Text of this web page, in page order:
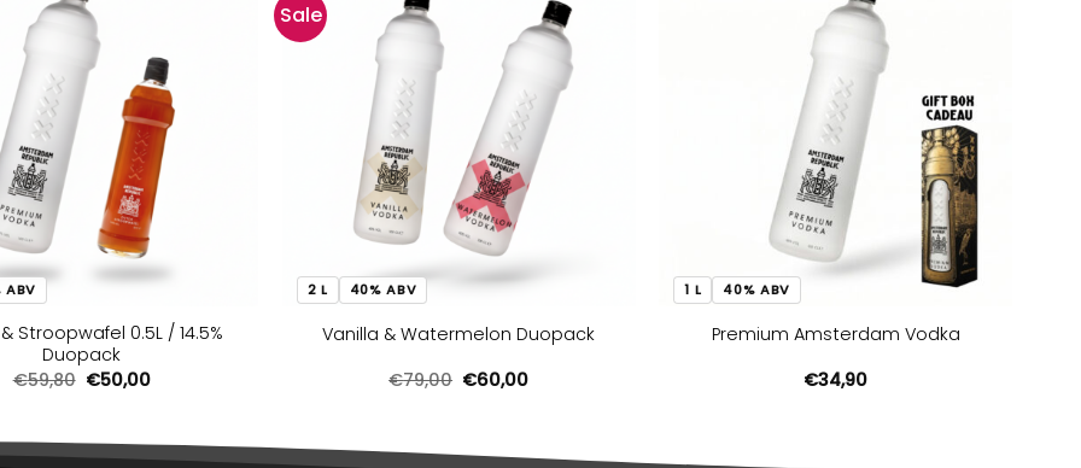
ABV
Stroopwafel 0.5L / 14.5%
Duopack
€59,80 Oorspronkelijke
€50,00Huidige
Sale
2 L 40% ABV
Vanilla & Watermelon Duopack
€79,00 Oorspronkelijke
€60,00Huidige
1 L 40% ABV
Premium Amsterdam Vodka
€34,90